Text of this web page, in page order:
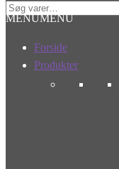
Søg
efter:
MENUMENU
Forside
Produkter